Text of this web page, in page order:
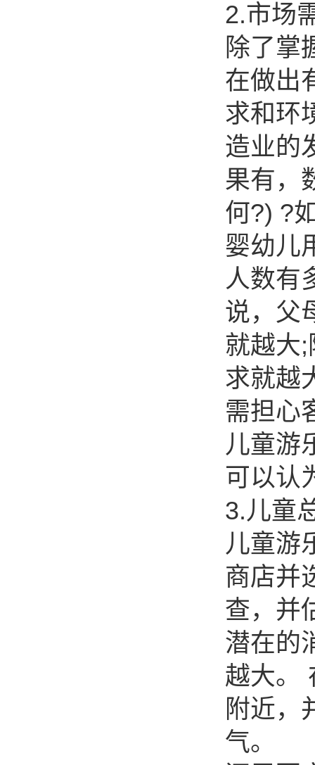
2.市场
除了掌
在做出
求和环
造业的
果有，
何?) ?
婴幼儿
人数有
说，父
就越大
求就越
需担心
儿童游
可以认
3.儿童
儿童游
商店并
查，并
潜在的
越大。
附近，
气。